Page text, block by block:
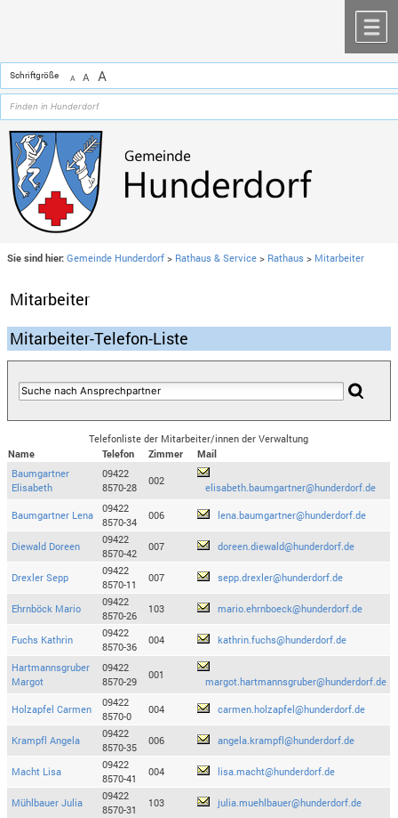
Schriftgröße A A A
Sie sind hier: Gemeinde Hunderdorf > Rathaus & Service > Rathaus > Mitarbeiter
Mitarbeiter
Mitarbeiter-Telefon-Liste
Telefonliste der Mitarbeiter/innen der Verwaltung
Name
Telefon Zimmer
Mail
Baumgartner
Elisabeth
09422
8570-28
002
elisabeth.baumgartner@hunderdorf.de
Baumgartner Lena
09422
8570-34
006 lena.baumgartner@hunderdorf.de
Diewald Doreen
09422
8570-42
007 doreen.diewald@hunderdorf.de
Drexler Sepp
09422
8570-11
007 sepp.drexler@hunderdorf.de
Ehrnböck Mario
09422
8570-26
103 mario.ehrnboeck@hunderdorf.de
Fuchs Kathrin
09422
8570-36
004 kathrin.fuchs@hunderdorf.de
Hartmannsgruber
Margot
09422
8570-29
001
margot.hartmannsgruber@hunderdorf.de
Holzapfel Carmen
09422
8570-0
004 carmen.holzapfel@hunderdorf.de
Krampfl Angela
09422
8570-35
006 angela.krampfl@hunderdorf.de
Macht Lisa
09422
8570-41
004 lisa.macht@hunderdorf.de
Mühlbauer Julia
09422
8570-31
103 julia.muehlbauer@hunderdorf.de